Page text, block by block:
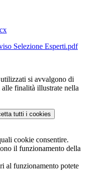
Selezione Esperti.pdf
si avvalgono di
finalità illustrate nella
tutti i cookies
cookie consentire.
il funzionamento della
al funzionamento potete